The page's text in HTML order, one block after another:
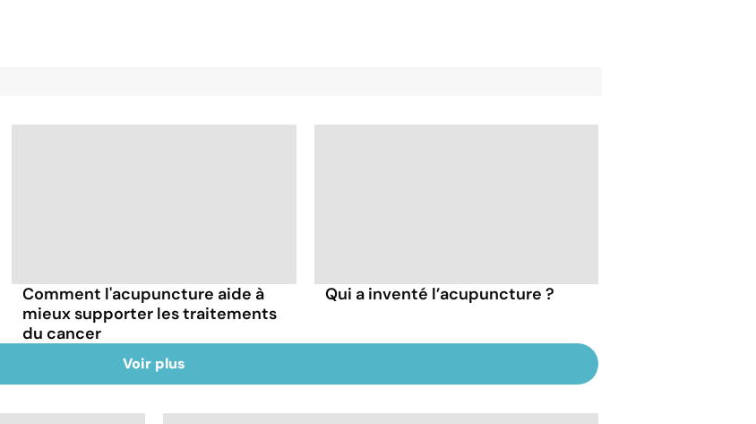
Comment l'acupuncture aide à
mieux supporter les traitements
du cancer
Qui a inventé l’acupuncture ?
Voir plus